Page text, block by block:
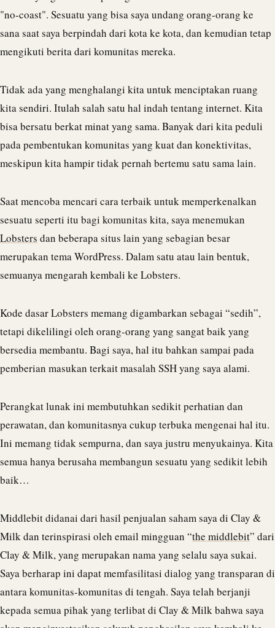
"no-coast". Sesuatu yang bisa saya undang orang-orang ke
sana saat saya berpindah dari kota ke kota, dan kemudian tetap
mengikuti berita dari komunitas mereka.
Tidak ada yang menghalangi kita untuk menciptakan ruang
kita sendiri. Itulah salah satu hal indah tentang internet. Kita
bisa bersatu berkat minat yang sama. Banyak dari kita peduli
pada pembentukan komunitas yang kuat dan konektivitas,
meskipun kita hampir tidak pernah bertemu satu sama lain.
Saat mencoba mencari cara terbaik untuk memperkenalkan
sesuatu seperti itu bagi komunitas kita, saya menemukan
Lobsters dan beberapa situs lain yang sebagian besar
merupakan tema WordPress. Dalam satu atau lain bentuk,
semuanya mengarah kembali ke Lobsters.
Kode dasar Lobsters memang digambarkan sebagai “sedih”,
tetapi dikelilingi oleh orang-orang yang sangat baik yang
bersedia membantu. Bagi saya, hal itu bahkan sampai pada
pemberian masukan terkait masalah SSH yang saya alami.
Perangkat lunak ini membutuhkan sedikit perhatian dan
perawatan, dan komunitasnya cukup terbuka mengenai hal itu.
Ini memang tidak sempurna, dan saya justru menyukainya. Kita
semua hanya berusaha membangun sesuatu yang sedikit lebih
baik…
Middlebit didanai dari hasil penjualan saham saya di Clay &
Milk dan terinspirasi oleh email mingguan “the middlebit” dari
Clay & Milk, yang merupakan nama yang selalu saya sukai.
Saya berharap ini dapat memfasilitasi dialog yang transparan di
antara komunitas-komunitas di tengah. Saya telah berjanji
kepada semua pihak yang terlibat di Clay & Milk bahwa saya